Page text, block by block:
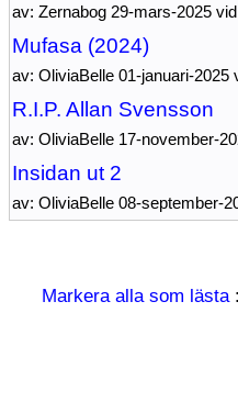
av: Zernabog 29-mars-2025
Mufasa (2024)
av: OliviaBelle 01-januari-2025
R.I.P. Allan Svensson
av: OliviaBelle 17-november-
Insidan ut 2
av: OliviaBelle 08-september-
Markera alla som lästa